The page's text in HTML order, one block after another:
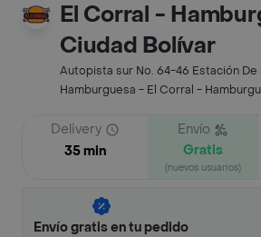
El Corral -
Ciudad Bolívar
Autopista sur No. 64-46 Estación
Hamburguesa - El Corral -
Delivery
35 min
Envío
Gratis
(nuevos usuarios)
Envío gratis en tu pedido